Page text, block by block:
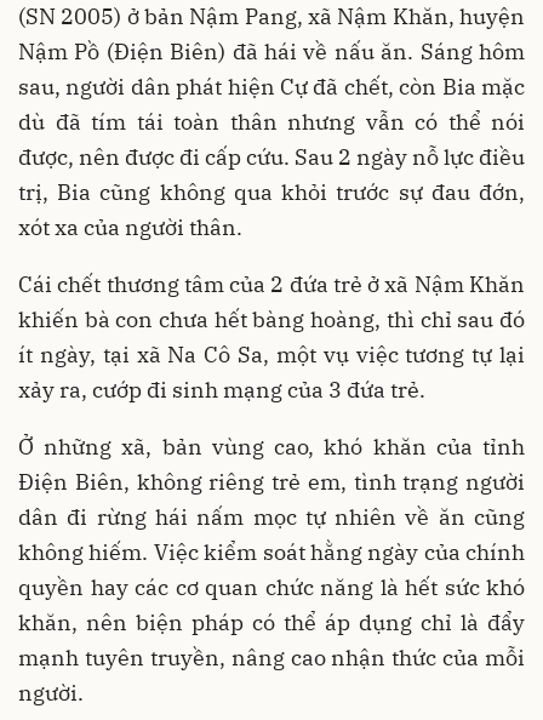
(SN 2005) ở bản Nậm Pang, xã Nậm Khăn, huyện
Nậm Pồ (Điện Biên) đã hái về nấu ăn. Sáng hôm
sau, người dân phát hiện Cự đã chết, còn Bia mặc
dù đã tím tái toàn thân nhưng vẫn có thể nói
được, nên được đi cấp cứu. Sau 2 ngày nỗ lực điều
trị, Bia cũng không qua khỏi trước sự đau đớn,
xót xa của người thân.
Cái chết thương tâm của 2 đứa trẻ ở xã Nậm Khăn
khiến bà con chưa hết bàng hoàng, thì chỉ sau đó
ít ngày, tại xã Na Cô Sa, một vụ việc tương tự lại
xảy ra, cướp đi sinh mạng của 3 đứa trẻ.
Ở những xã, bản vùng cao, khó khăn của tỉnh
Điện Biên, không riêng trẻ em, tình trạng người
dân đi rừng hái nấm mọc tự nhiên về ăn cũng
không hiếm. Việc kiểm soát hằng ngày của chính
quyền hay các cơ quan chức năng là hết sức khó
khăn, nên biện pháp có thể áp dụng chỉ là đẩy
mạnh tuyên truyền, nâng cao nhận thức của mỗi
người.